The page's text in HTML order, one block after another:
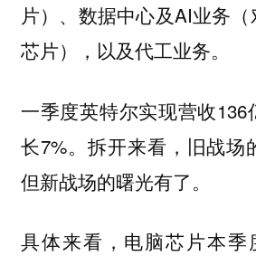
片）、数据中心及AI业务
芯片），以及代工业务。
一季度英特尔实现营收136
长7%。拆开来看，旧战场
但新战场的曙光有了。
具体来看，电脑芯片本季